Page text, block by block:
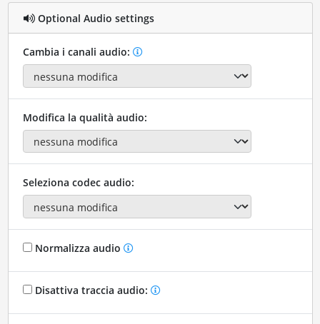
Optional Audio settings
Cambia i canali audio:
Modifica la qualità audio:
Seleziona codec audio:
Normalizza audio
Disattiva traccia audio: